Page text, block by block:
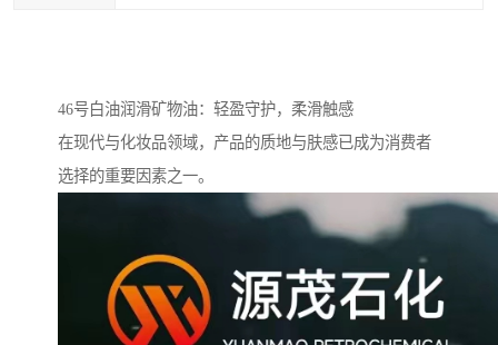
46号白油润滑矿物油：轻盈守护，柔滑触感
在现代与化妆品领域，产品的质地与肤感已成为消费者
选择的重要因素之一。